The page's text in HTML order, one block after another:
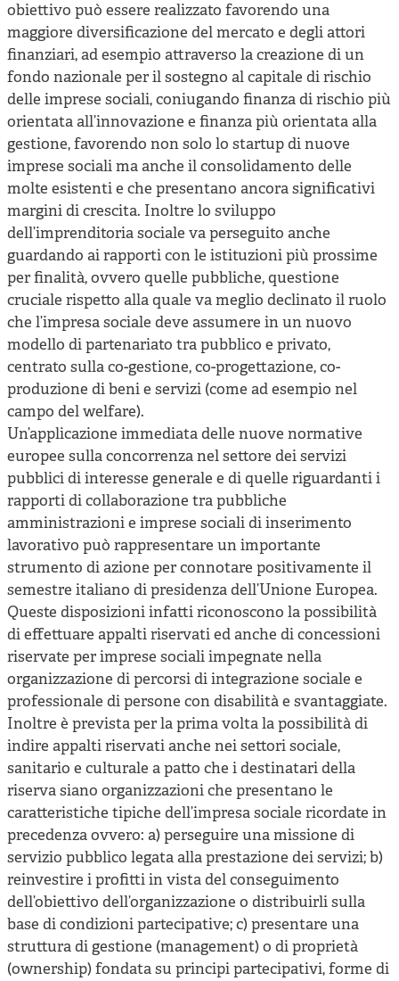
obiettivo può essere realizzato favorendo una
maggiore diversificazione del mercato e degli attori
finanziari, ad esempio attraverso la creazione di un
fondo nazionale per il sostegno al capitale di rischio
delle imprese sociali, coniugando finanza di rischio più
orientata all’innovazione e finanza più orientata alla
gestione, favorendo non solo lo startup di nuove
imprese sociali ma anche il consolidamento delle
molte esistenti e che presentano ancora significativi
margini di crescita. Inoltre lo sviluppo
dell’imprenditoria sociale va perseguito anche
guardando ai rapporti con le istituzioni più prossime
per finalità, ovvero quelle pubbliche, questione
cruciale rispetto alla quale va meglio declinato il ruolo
che l’impresa sociale deve assumere in un nuovo
modello di partenariato tra pubblico e privato,
centrato sulla co-gestione, co-progettazione, co-
produzione di beni e servizi (come ad esempio nel
campo del welfare).
Un’applicazione immediata delle nuove normative
europee sulla concorrenza nel settore dei servizi
pubblici di interesse generale e di quelle riguardanti i
rapporti di collaborazione tra pubbliche
amministrazioni e imprese sociali di inserimento
lavorativo può rappresentare un importante
strumento di azione per connotare positivamente il
semestre italiano di presidenza dell’Unione Europea.
Queste disposizioni infatti riconoscono la possibilità
di effettuare appalti riservati ed anche di concessioni
riservate per imprese sociali impegnate nella
organizzazione di percorsi di integrazione sociale e
professionale di persone con disabilità e svantaggiate.
Inoltre è prevista per la prima volta la possibilità di
indire appalti riservati anche nei settori sociale,
sanitario e culturale a patto che i destinatari della
riserva siano organizzazioni che presentano le
caratteristiche tipiche dell’impresa sociale ricordate in
precedenza ovvero: a) perseguire una missione di
servizio pubblico legata alla prestazione dei servizi; b)
reinvestire i profitti in vista del conseguimento
dell’obiettivo dell’organizzazione o distribuirli sulla
base di condizioni partecipative; c) presentare una
struttura di gestione (management) o di proprietà
(ownership) fondata su principi partecipativi, forme di